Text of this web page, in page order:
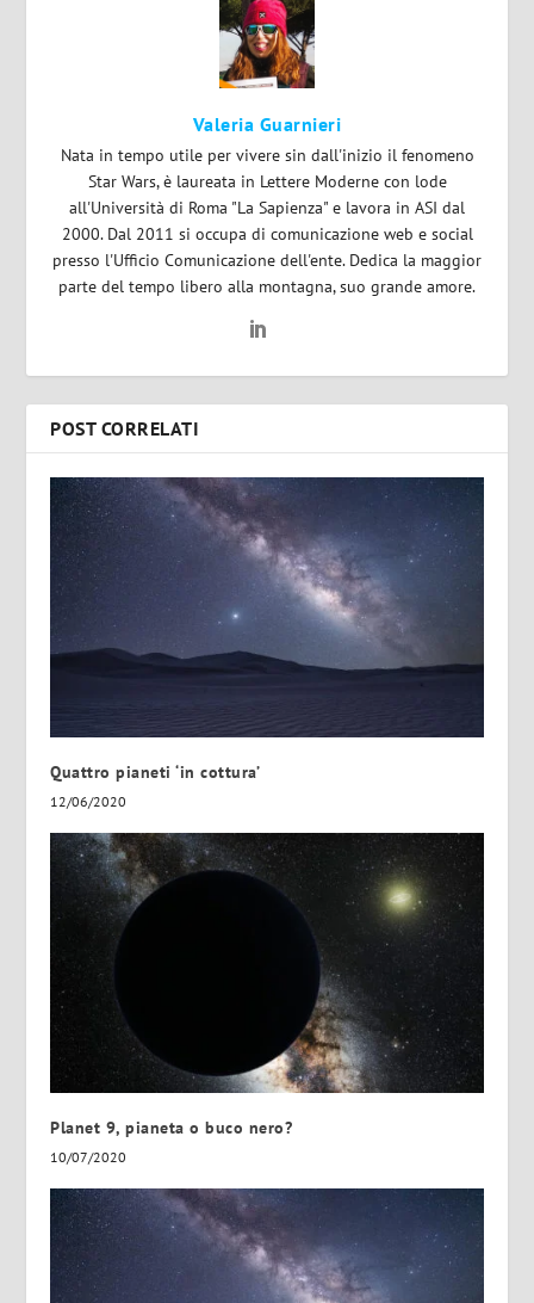
Valeria Guarnieri
Nata in tempo utile per vivere sin dall'inizio il fenomeno
Star Wars, è laureata in Lettere Moderne con lode
all'Università di Roma "La Sapienza" e lavora in ASI dal
2000. Dal 2011 si occupa di comunicazione web e social
presso l'Ufficio Comunicazione dell'ente. Dedica la maggior
parte del tempo libero alla montagna, suo grande amore.
POST CORRELATI
Quattro pianeti ‘in cottura’
12/06/2020
Planet 9, pianeta o buco nero?
10/07/2020